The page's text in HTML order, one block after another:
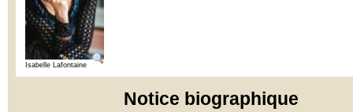
Isabelle Lafontaine
Notice biographique